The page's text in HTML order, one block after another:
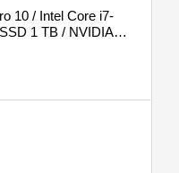
10 / Intel Core i7-
1 TB / NVIDIA